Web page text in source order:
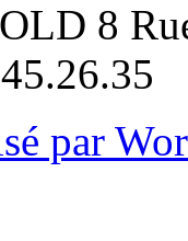
8
par